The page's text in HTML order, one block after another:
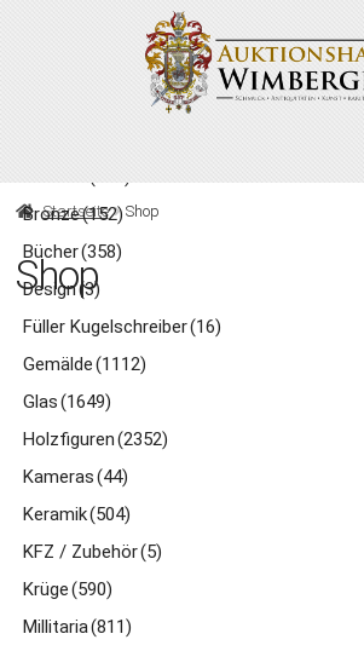
HOME
AUKTIONEN
BIETEN
VERGANGENE AUKTIONEN
ÜBER UNS
KONTAKT
NEWSLETTER
Startseite Shop
Shop
Bronze(152)
Bücher(358)
Design(3)
Füller Kugelschreiber(16)
Gemälde(1112)
Glas(1649)
Holzfiguren(2352)
Kameras(44)
Keramik(504)
KFZ / Zubehör(5)
Krüge(590)
Millitaria(811)